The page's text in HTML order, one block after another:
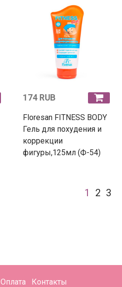
174 RUB
Floresan FITNESS BODY
Гель для похудения и
коррекции
фигуры,125мл (Ф-54)
1 2 3
Оплата Контакты